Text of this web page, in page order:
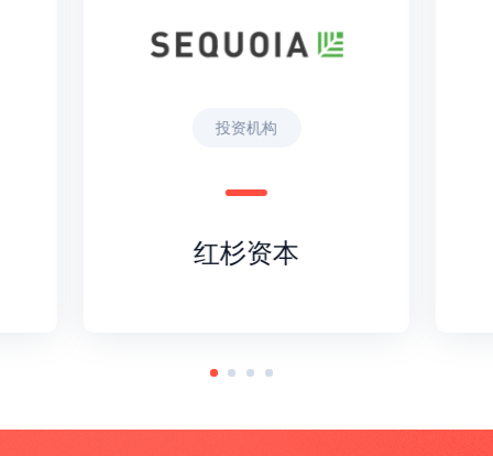
投资机构
红杉资本